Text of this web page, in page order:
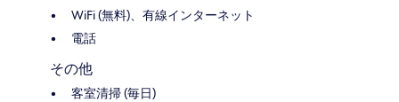
WiFi (無料)、有線インターネット
電話
その他
客室清掃 (毎日)